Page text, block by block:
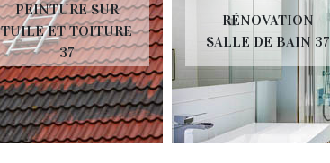
PEINTURE SUR
TUILE ET TOITURE
37
RÉNOVATION
SALLE DE BAIN 37